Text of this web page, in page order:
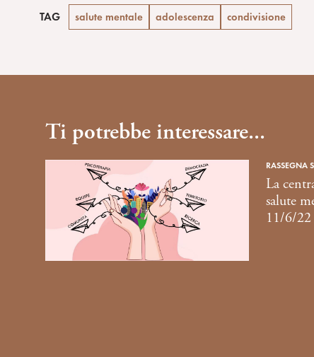
TAG salute mentale adolescenza condivisione
Ti potrebbe interessare...
RASSEGNA
La
salute
11/6/22